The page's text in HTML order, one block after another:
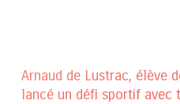
Arnaud de Lustrac, élève
lancé un défi sportif avec